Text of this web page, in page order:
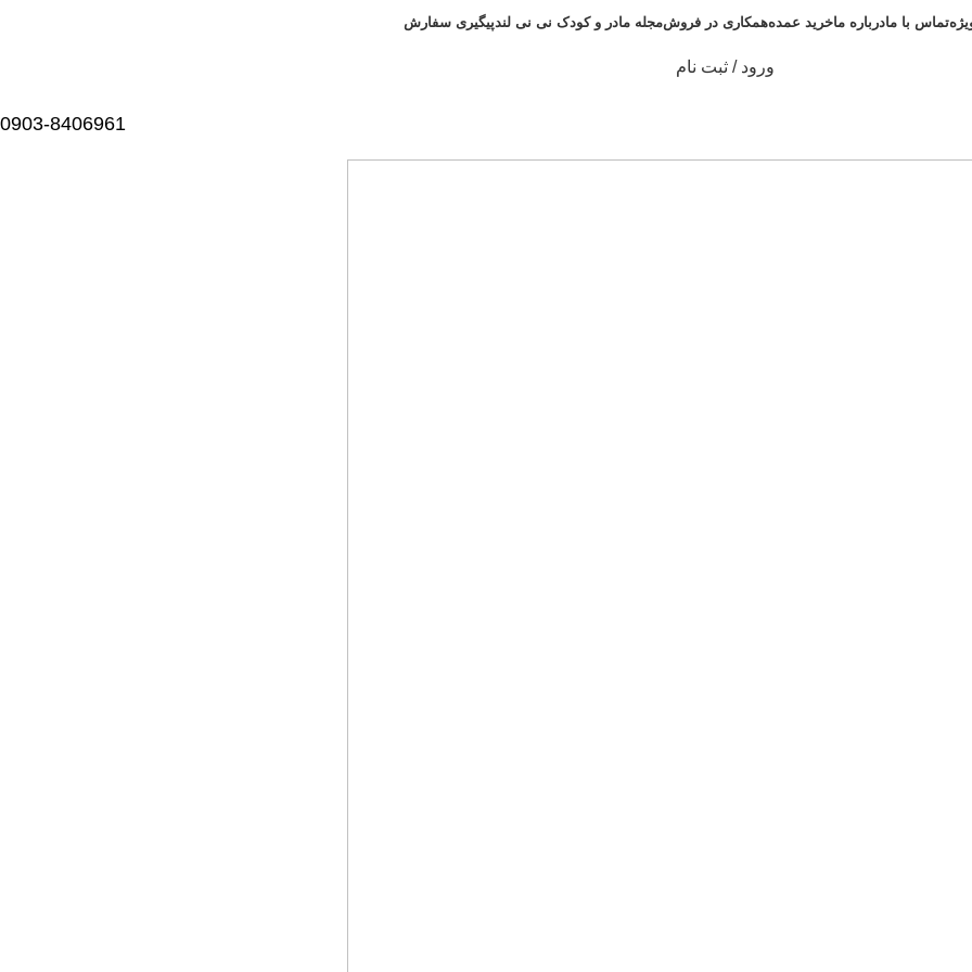
تماس با مادرباره ماخرید عمدههمکاری در فروشمجله مادر و کودک نی نی لندپیگیری سفارش
ورود / ثبت نام
0903-8406961